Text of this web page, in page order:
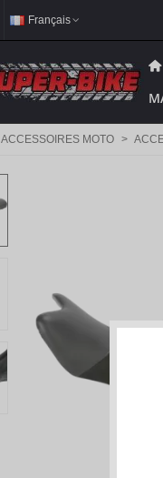
Français
ACCESSOIRES MOTO >